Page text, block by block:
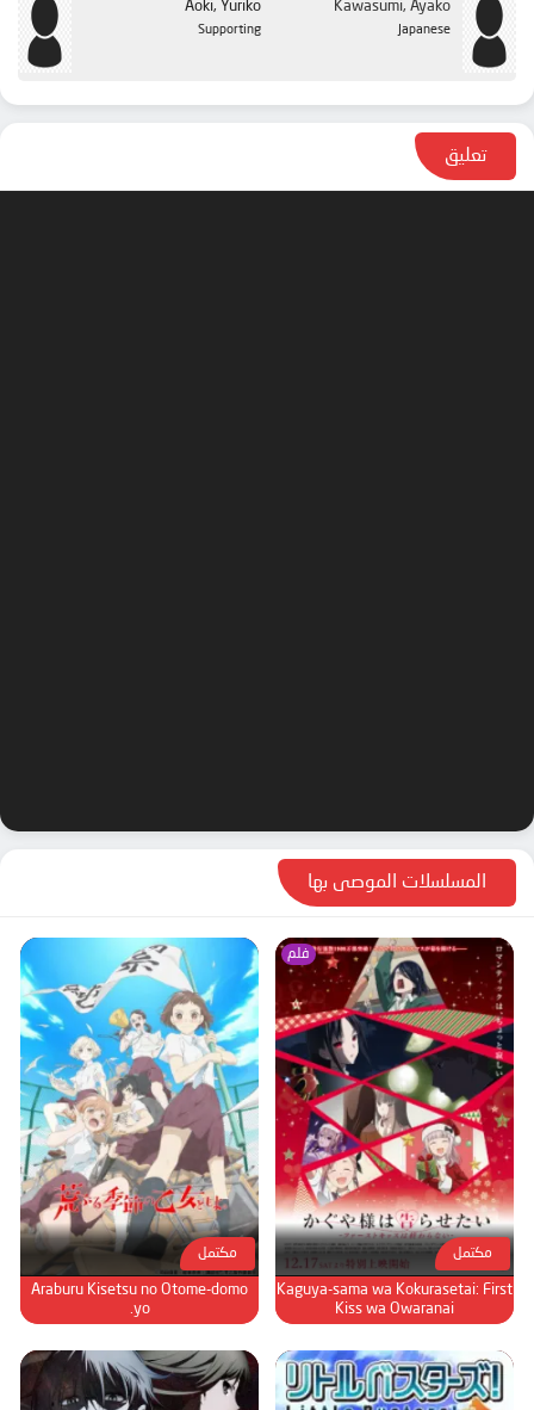
Aoki, Yuriko
Supporting
Kawasumi, Ayako
Japanese
تعليق
المسلسلات الموصى بها
فلم
مكتمل
Kaguya-sama wa Kokurasetai: First
Kiss wa Owaranai
مكتمل
Araburu Kisetsu no Otome-domo
yo.